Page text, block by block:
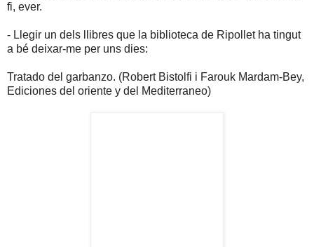
fi, ever.
- Llegir un dels llibres que la biblioteca de Ripollet ha tingut
a bé deixar-me per uns dies:
Tratado del garbanzo. (Robert Bistolfi i Farouk Mardam-Bey,
Ediciones del oriente y del Mediterraneo)